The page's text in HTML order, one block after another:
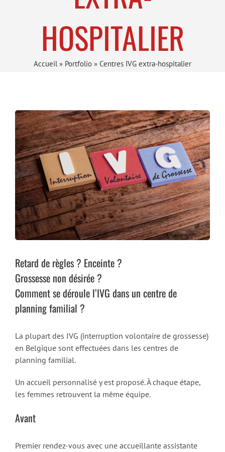
HOSPITALIER
Accueil » Portfolio » Centres IVG extra-hospitalier
Retard de règles ? Enceinte ?
Grossesse non désirée ?
Comment se déroule l’IVG dans un centre de
planning familial ?
La plupart des IVG (interruption volontaire de grossesse)
en Belgique sont effectuées dans les centres de
planning familial.
Un accueil personnalisé y est proposé. À chaque étape,
les femmes retrouvent la même équipe.
Avant
Premier rendez-vous avec une accueillante assistante